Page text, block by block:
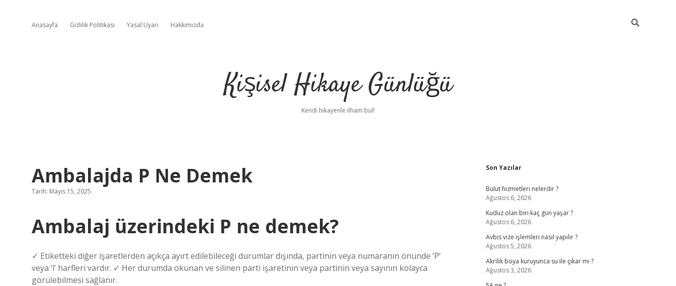
Anasayfa Gizlilik Politikası Yasal Uyarı Hakkımızda
Kişisel Hikaye Günlüğü
Kendi hikayenle ilham bul!
Ambalajda P Ne Demek
Tarih: Mayıs 15, 2025
Ambalaj üzerindeki P ne demek?
✓ Etiketteki diğer işaretlerden açıkça ayırt edilebileceği durumlar dışında, partinin veya numaranın önünde ‘P’
veya ‘l’ harfleri vardır. ✓ Her durumda okunan ve silinen parti işaretinin veya partinin veya sayının kolayca
görülebilmesi sağlanır.
Sidebar
Son Yazılar
Bulut hizmetleri nelerdir ?
Ağustos 6, 2026
Kuduz olan biri kaç gün yaşar ?
Ağustos 6, 2026
Avbis vize işlemleri nasıl yapılır ?
Ağustos 5, 2026
Akrilik boya kuruyunca su ile çıkar mı ?
Ağustos 3, 2026